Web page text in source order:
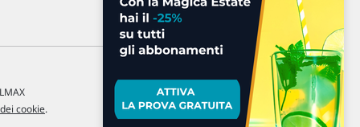
cookie.